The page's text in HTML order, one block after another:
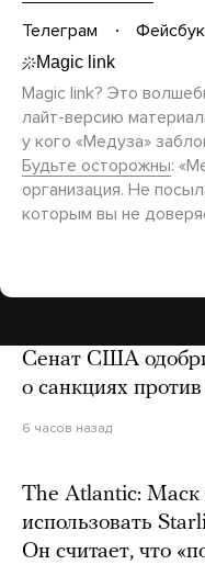
Телеграм Фейсбук
Magic link? Это
лайт-версию
у кого «Медуза»
Будьте осторожны:
организация. Не
которым вы не
Сенат США
о санкциях
6 часов назад
The Atlantic: Маск
использовать
Он считает, что